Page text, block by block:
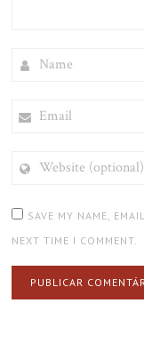
(OPTIONAL)
SAVE MY NAME,
NEXT TIME I COMMENT.